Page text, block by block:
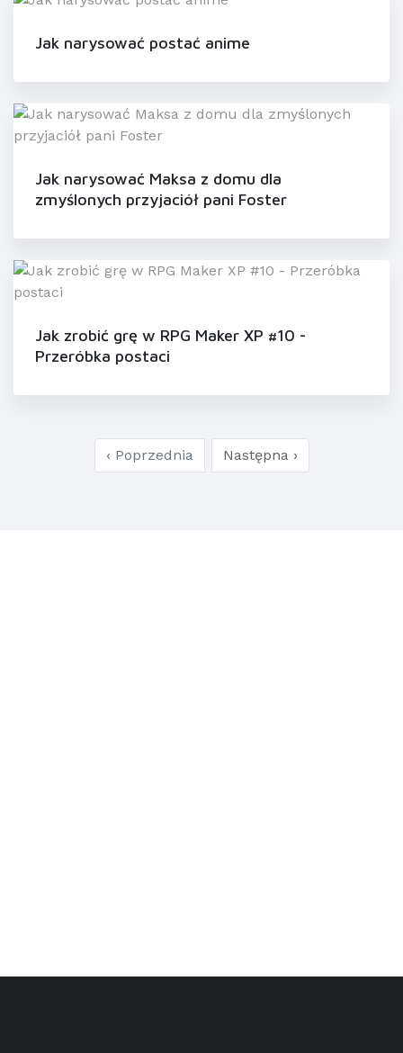
Jak narysować postać anime
Jak narysować Maksa z domu dla
zmyślonych przyjaciół pani Foster
Jak zrobić grę w RPG Maker XP #10 -
Przeróbka postaci
‹ Poprzednia Następna ›